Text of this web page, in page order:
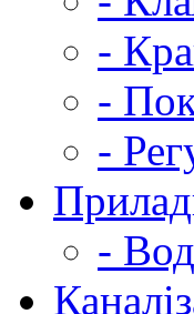
-
-
-
-